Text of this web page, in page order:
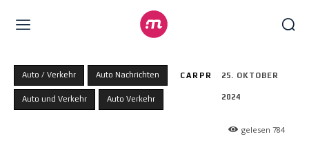
Auto / Verkehr Auto Nachrichten
Auto und Verkehr Auto Verkehr
CARPR 25. OKTOBER
2024
gelesen784